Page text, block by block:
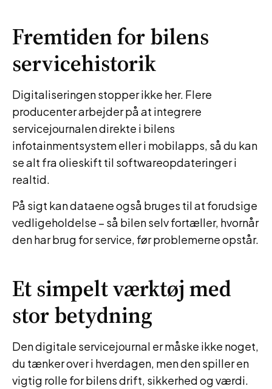
Fremtiden for bilens
servicehistorik
Digitaliseringen stopper ikke her. Flere
producenter arbejder på at integrere
servicejournalen direkte i bilens
infotainmentsystem eller i mobilapps, så du kan
se alt fra olieskift til softwareopdateringer i
realtid.
På sigt kan dataene også bruges til at forudsige
vedligeholdelse – så bilen selv fortæller, hvornår
den har brug for service, før problemerne opstår.
Et simpelt værktøj med
stor betydning
Den digitale servicejournal er måske ikke noget,
du tænker over i hverdagen, men den spiller en
vigtig rolle for bilens drift, sikkerhed og værdi.